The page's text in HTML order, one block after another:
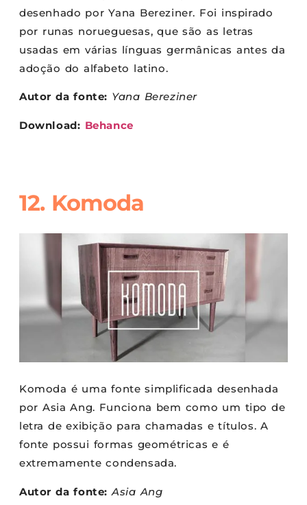
desenhado por Yana Bereziner. Foi inspirado
por runas norueguesas, que são as letras
usadas em várias línguas germânicas antes da
adoção do alfabeto latino.
Autor da fonte: Yana Bereziner
Download: Behance
12. Komoda
Komoda é uma fonte simplificada desenhada
por Asia Ang. Funciona bem como um tipo de
letra de exibição para chamadas e títulos. A
fonte possui formas geométricas e é
extremamente condensada.
Autor da fonte: Asia Ang